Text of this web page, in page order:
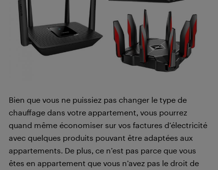
Bien que vous ne puissiez pas changer le type de
chauffage dans votre appartement, vous pourrez
quand même économiser sur vos factures d’électricité
avec quelques produits pouvant être adaptées aux
appartements. De plus, ce n’est pas parce que vous
êtes en appartement que vous n’avez pas le droit de